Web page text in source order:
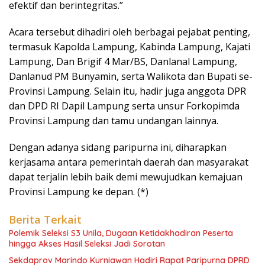
efektif dan berintegritas.”
Acara tersebut dihadiri oleh berbagai pejabat penting,
termasuk Kapolda Lampung, Kabinda Lampung, Kajati
Lampung, Dan Brigif 4 Mar/BS, Danlanal Lampung,
Danlanud PM Bunyamin, serta Walikota dan Bupati se-
Provinsi Lampung. Selain itu, hadir juga anggota DPR
dan DPD RI Dapil Lampung serta unsur Forkopimda
Provinsi Lampung dan tamu undangan lainnya.
Dengan adanya sidang paripurna ini, diharapkan
kerjasama antara pemerintah daerah dan masyarakat
dapat terjalin lebih baik demi mewujudkan kemajuan
Provinsi Lampung ke depan. (*)
Berita Terkait
Polemik Seleksi S3 Unila, Dugaan Ketidakhadiran Peserta
hingga Akses Hasil Seleksi Jadi Sorotan
Sekdaprov Marindo Kurniawan Hadiri Rapat Paripurna DPRD